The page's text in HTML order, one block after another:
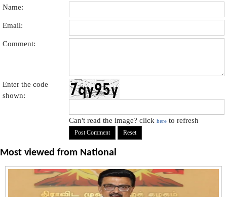
Name:
Email:
Comment:
Enter the code
shown:
Can't read the image? clickhere to refresh
Most viewed from National